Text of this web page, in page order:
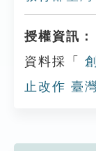
授權資訊：
資料採「
止改作 臺